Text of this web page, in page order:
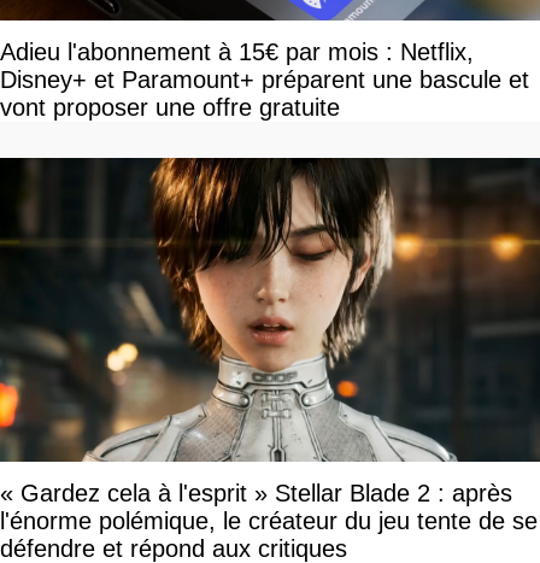
Adieu l'abonnement à 15€ par mois : Netflix,
Disney+ et Paramount+ préparent une bascule et
vont proposer une offre gratuite
« Gardez cela à l'esprit » Stellar Blade 2 : après
l'énorme polémique, le créateur du jeu tente de se
défendre et répond aux critiques